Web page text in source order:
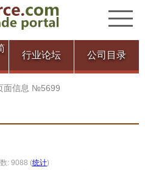
行业论坛 公司目录
面信息 №5699
: 9088 (统计)